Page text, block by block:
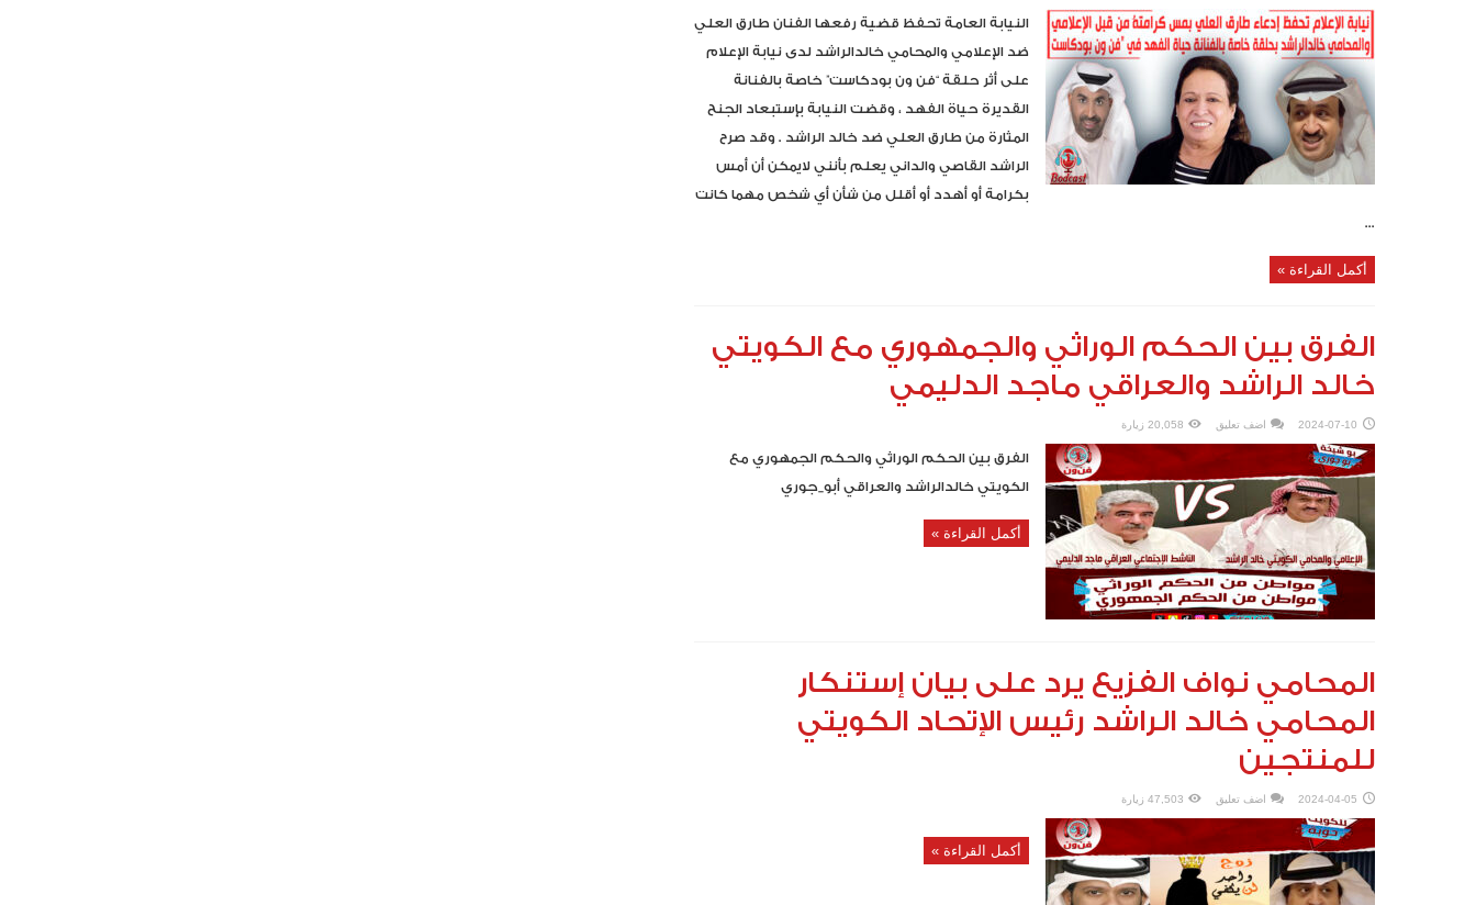
النيابة العامة تحفظ قضية رفعها الفنان طارق العلي
ضد الإعلامي والمحامي خالدالراشد لدى نيابة الإعلام
على أثر حلقة “فن ون بودكاست” خاصة بالفنانة
القديرة حياة الفهد ، وقضت النيابة بإستبعاد الجنح
المثارة من طارق العلي ضد خالد الراشد . وقد صرح
الراشد القاصي والداني يعلم بأنني لايمكن أن أمس
بكرامة أو أهدد أو أقلل من شأن أي شخص مهما كانت
...
أكمل القراءة »
الفرق بين الحكم الوراثي والجمهوري مع الكويتي
خالد الراشد والعراقي ماجد الدليمي
2024-07-10 اضف تعليق 20,058 زيارة
الفرق بين الحكم الوراثي والحكم الجمهوري مع
الكويتي خالدالراشد والعراقي أبو_جوري
أكمل القراءة »
المحامي نواف الفزيع يرد على بيان إستنكار
المحامي خالد الراشد رئيس الإتحاد الكويتي
للمنتجين
2024-04-05 اضف تعليق 47,503 زيارة
أكمل القراءة »